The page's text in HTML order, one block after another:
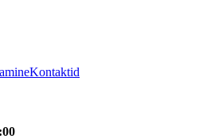
Kontaktid